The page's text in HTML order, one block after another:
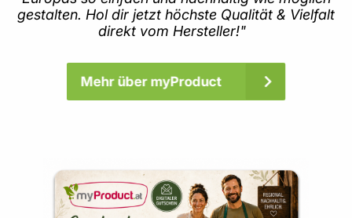
gestalten. Hol dir jetzt höchste Qualität & Vielfalt
direkt vom Hersteller!"
Mehr über myProduct